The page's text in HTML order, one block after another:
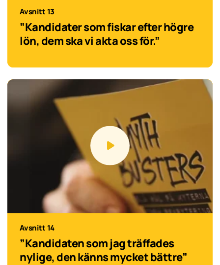
Avsnitt 13
”Kandidater som fiskar efter högre
lön, dem ska vi akta oss för.”
Avsnitt 14
”Kandidaten som jag träffades
nylige, den känns mycket bättre”